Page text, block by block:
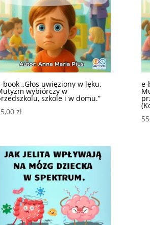
book „Głos uwięziony w lęku.
wybiórczy w
szkole i w domu.”
zł
e-